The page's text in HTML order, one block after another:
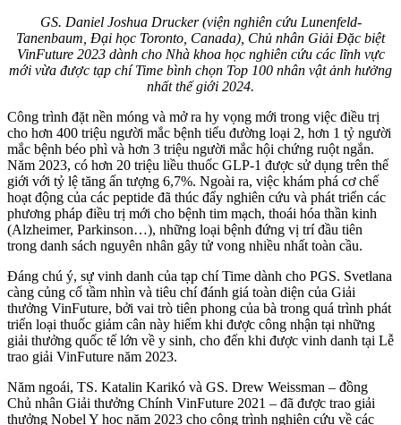
GS. Daniel Joshua Drucker (viện nghiên cứu Lunenfeld-
Tanenbaum, Đại học Toronto, Canada), Chủ nhân Giải Đặc biệt
VinFuture 2023 dành cho Nhà khoa học nghiên cứu các lĩnh vực
mới vừa được tạp chí Time bình chọn Top 100 nhân vật ảnh hưởng
nhất thế giới 2024.
Công trình đặt nền móng và mở ra hy vọng mới trong việc điều trị
cho hơn 400 triệu người mắc bệnh tiểu đường loại 2, hơn 1 tỷ người
mắc bệnh béo phì và hơn 3 triệu người mắc hội chứng ruột ngắn.
Năm 2023, có hơn 20 triệu liều thuốc GLP-1 được sử dụng trên thế
giới với tỷ lệ tăng ấn tượng 6,7%. Ngoài ra, việc khám phá cơ chế
hoạt động của các peptide đã thúc đẩy nghiên cứu và phát triển các
phương pháp điều trị mới cho bệnh tim mạch, thoái hóa thần kinh
(Alzheimer, Parkinson…), những loại bệnh đứng vị trí đầu tiên
trong danh sách nguyên nhân gây t‌ử von‌g nhiều nhất toàn cầu.
Đáng chú ý, sự vinh danh của tạp chí Time dành cho PGS. Svetlana
càng củng cố tầm nhìn và tiêu chí đánh giá toàn diện của Giải
thưởng VinFuture, bởi vai trò tiên phong của bà trong quá trình phát
triển loại thuốc giảm cân này hiếm khi được công nhận tại những
giải thưởng quốc tế lớn về y sinh, cho đến khi được vinh danh tại Lễ
trao giải VinFuture năm 2023.
Năm ngoái, TS. Katalin Karikó và GS. Drew Weissman – đồng
Chủ nhân Giải thưởng Chính VinFuture 2021 – đã được trao giải
thưởng Nobel Y học năm 2023 cho công trình nghiên cứu về các